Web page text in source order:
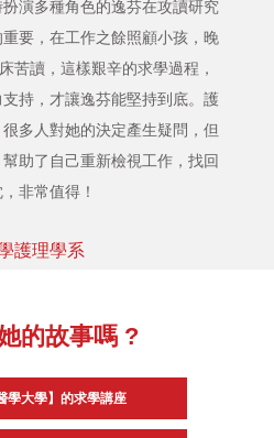
演多種角色的逸芬在攻讀研究
要，在工作之餘照顧小孩，晚
苦讀，這樣艱辛的求學過程，
持，才讓逸芬能堅持到底。護
多人對她的決定產生疑問，但
助了自己重新檢視工作，找回
非常值得！
護理學系
的故事嗎 ?
學大學】的求學講座